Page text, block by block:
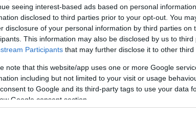
seeing interest-based ads based on personal
disclosed to third parties prior to your opt-out. You
disclosure of your personal information by third parties on
This information may also be disclosed by us to
Participants that may further disclose it to other third
note that this website/app uses one or more Google
including but not limited to your visit or usage
to Google and its third-party tags to use your data
Google consent section.